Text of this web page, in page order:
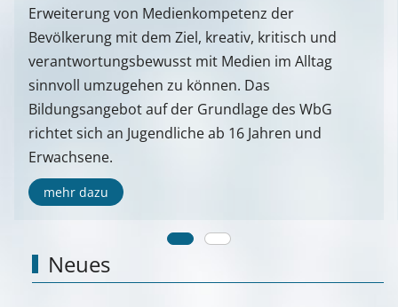
Erweiterung von Medienkompetenz der
Bevölkerung mit dem Ziel, kreativ, kritisch und
verantwortungsbewusst mit Medien im Alltag
sinnvoll umzugehen zu können. Das
Bildungsangebot auf der Grundlage des WbG
richtet sich an Jugendliche ab 16 Jahren und
Erwachsene.
mehr dazu
Neues